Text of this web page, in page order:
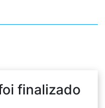
finalizado